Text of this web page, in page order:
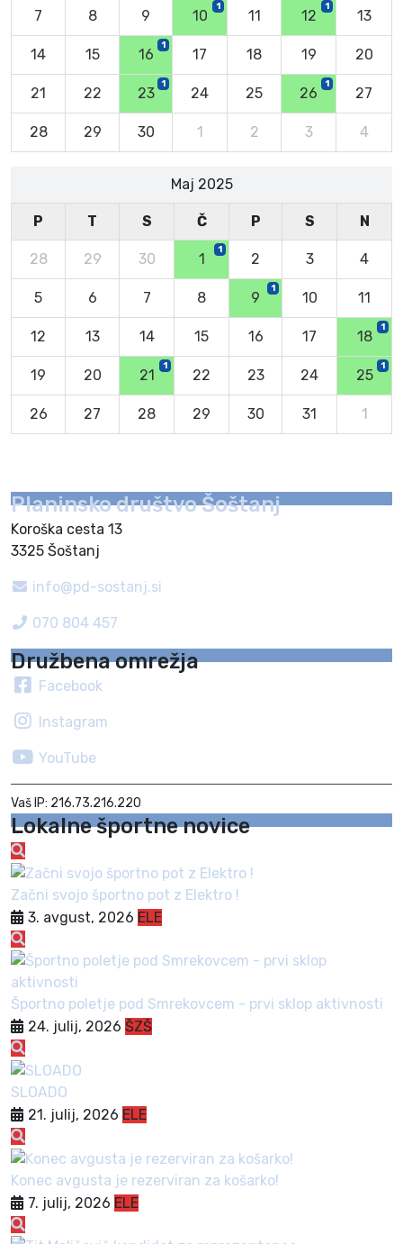
7 8 9 10
1
11 12
1
13
14 15 16
1
17 18 19 20
21 22 23
1
24 25 26
1
27
28 29 30 1 2 3 4
Maj 2025
P T S Č P S N
28 29 30 1
1
2 3 4
5 6 7 8 9
1
10 11
12 13 14 15 16 17 18
1
19 20 21
1
22 23 24 25
1
26 27 28 29 30 31 1
Planinsko društvo Šoštanj
Koroška cesta 13
3325 Šoštanj
info@pd-sostanj.si
070 804 457
Družbena omrežja
Facebook
Instagram
YouTube
Vaš IP: 216.73.216.220
Lokalne športne novice
Začni svojo športno pot z Elektro !
3. avgust, 2026 ELE
Športno poletje pod Smrekovcem - prvi sklop aktivnosti
24. julij, 2026 ŠZŠ
SLOADO
21. julij, 2026 ELE
Konec avgusta je rezerviran za košarko!
7. julij, 2026 ELE